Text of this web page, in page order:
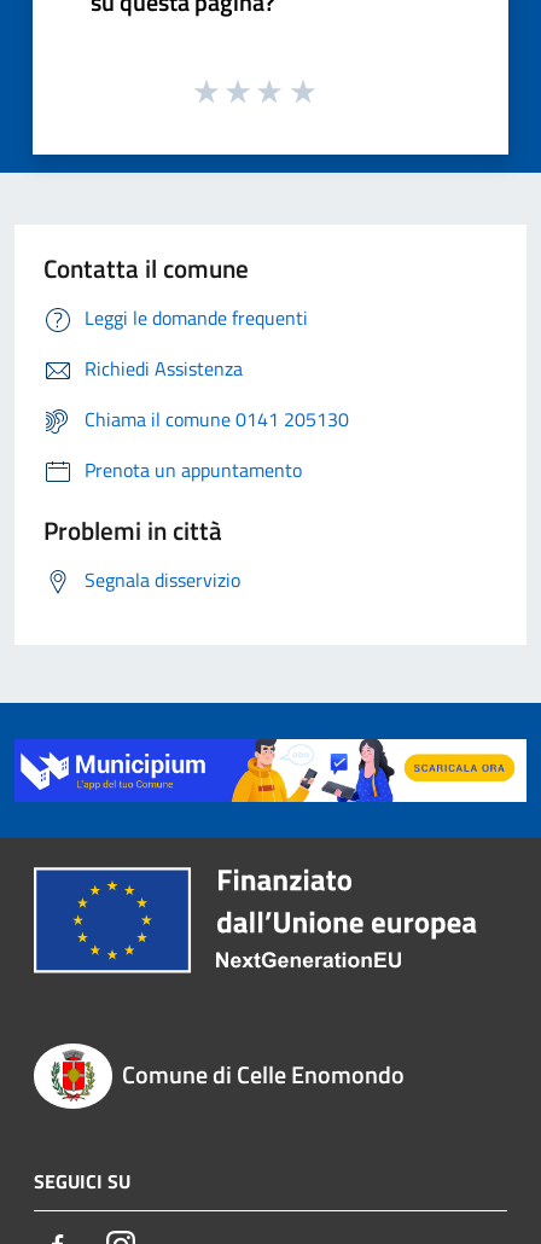
Contatta il comune
Leggi le domande frequenti
Richiedi Assistenza
Chiama il comune 0141 205130
Prenota un appuntamento
Problemi in città
Segnala disservizio
Comune di Celle Enomondo
SEGUICI SU